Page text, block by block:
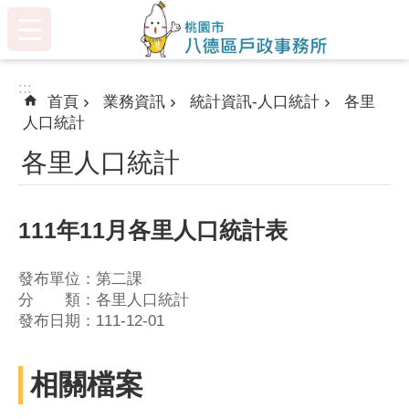
:::
首頁 業務資訊 統計資訊-人口統計
各里
人口統計
各里人口統計
111年11月各里人口統計表
發布單位：第二課
分 類：各里人口統計
發布日期：111-12-01
相關檔案